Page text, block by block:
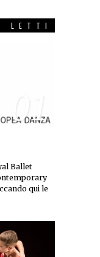
LETTI
01
Ballet
qui le